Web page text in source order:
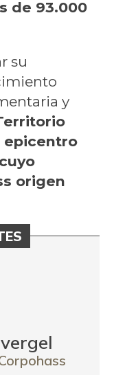
de 93.000
su
y
epicentro
origen